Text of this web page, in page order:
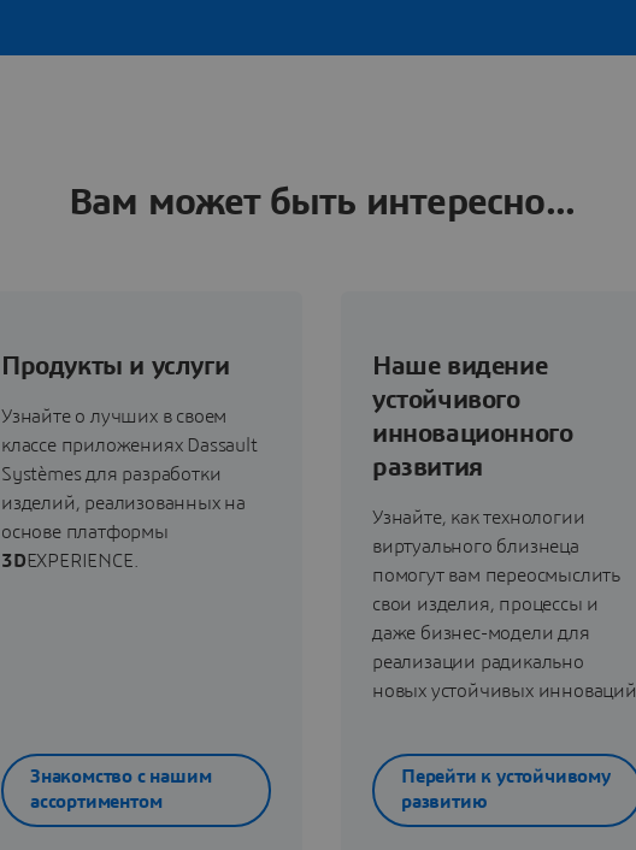
Вам может быть интересно...
Продукты и услуги
Узнайте о лучших в своем
классе приложениях Dassault
Systèmes для разработки
изделий, реализованных на
основе платформы
3DEXPERIENCE.
Знакомство с нашим
ассортиментом
Наше видение
устойчивого
инновационного
развития
Узнайте, как технологии
виртуального близнеца
помогут вам переосмыслить
свои изделия, процессы и
даже бизнес-модели для
реализации радикально
новых устойчивых инноваций.
Перейти к устойчивому
развитию